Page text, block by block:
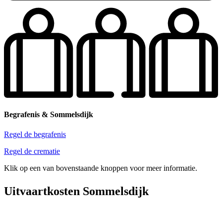
Begrafenis & Sommelsdijk
Regel de begrafenis
Regel de crematie
Klik op een van bovenstaande knoppen voor meer informatie.
Uitvaartkosten Sommelsdijk